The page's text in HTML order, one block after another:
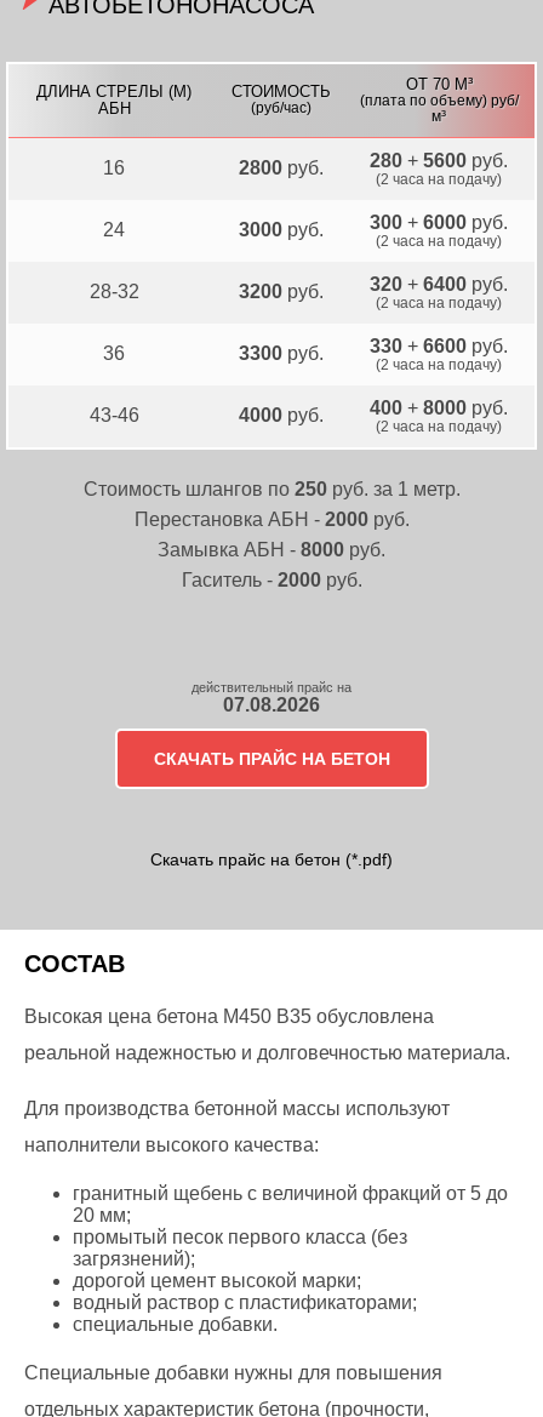
ДЛИНА СТРЕЛЫ (М)
АБН
СТОИМОСТЬ
(руб/час)
ОТ 70 М³
(плата по объему) руб/
м³
16 2800 руб. 280 + 5600 руб.
(2 часа на подачу)
24 3000 руб. 300 + 6000 руб.
(2 часа на подачу)
28-32 3200 руб. 320 + 6400 руб.
(2 часа на подачу)
36 3300 руб. 330 + 6600 руб.
(2 часа на подачу)
43-46 4000 руб. 400 + 8000 руб.
(2 часа на подачу)
Стоимость шлангов по 250руб. за 1 метр.
Перестановка АБН - 2000руб.
Замывка АБН - 8000 руб.
Гаситель - 2000руб.
действительный прайс на
07.08.2026
СКАЧАТЬ ПРАЙС НА БЕТОН
Скачать прайс на бетон (*.pdf)
СОСТАВ
Высокая цена бетона М450 В35 обусловлена
реальной надежностью и долговечностью материала.
Для производства бетонной массы используют
наполнители высокого качества:
гранитный щебень с величиной фракций от 5 до
20 мм;
промытый песок первого класса (без
загрязнений);
дорогой цемент высокой марки;
водный раствор с пластификаторами;
специальные добавки.
Специальные добавки нужны для повышения
отдельных характеристик бетона (прочности,